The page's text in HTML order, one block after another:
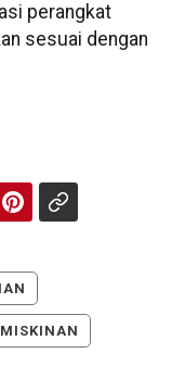
perangkat
sesuai dengan